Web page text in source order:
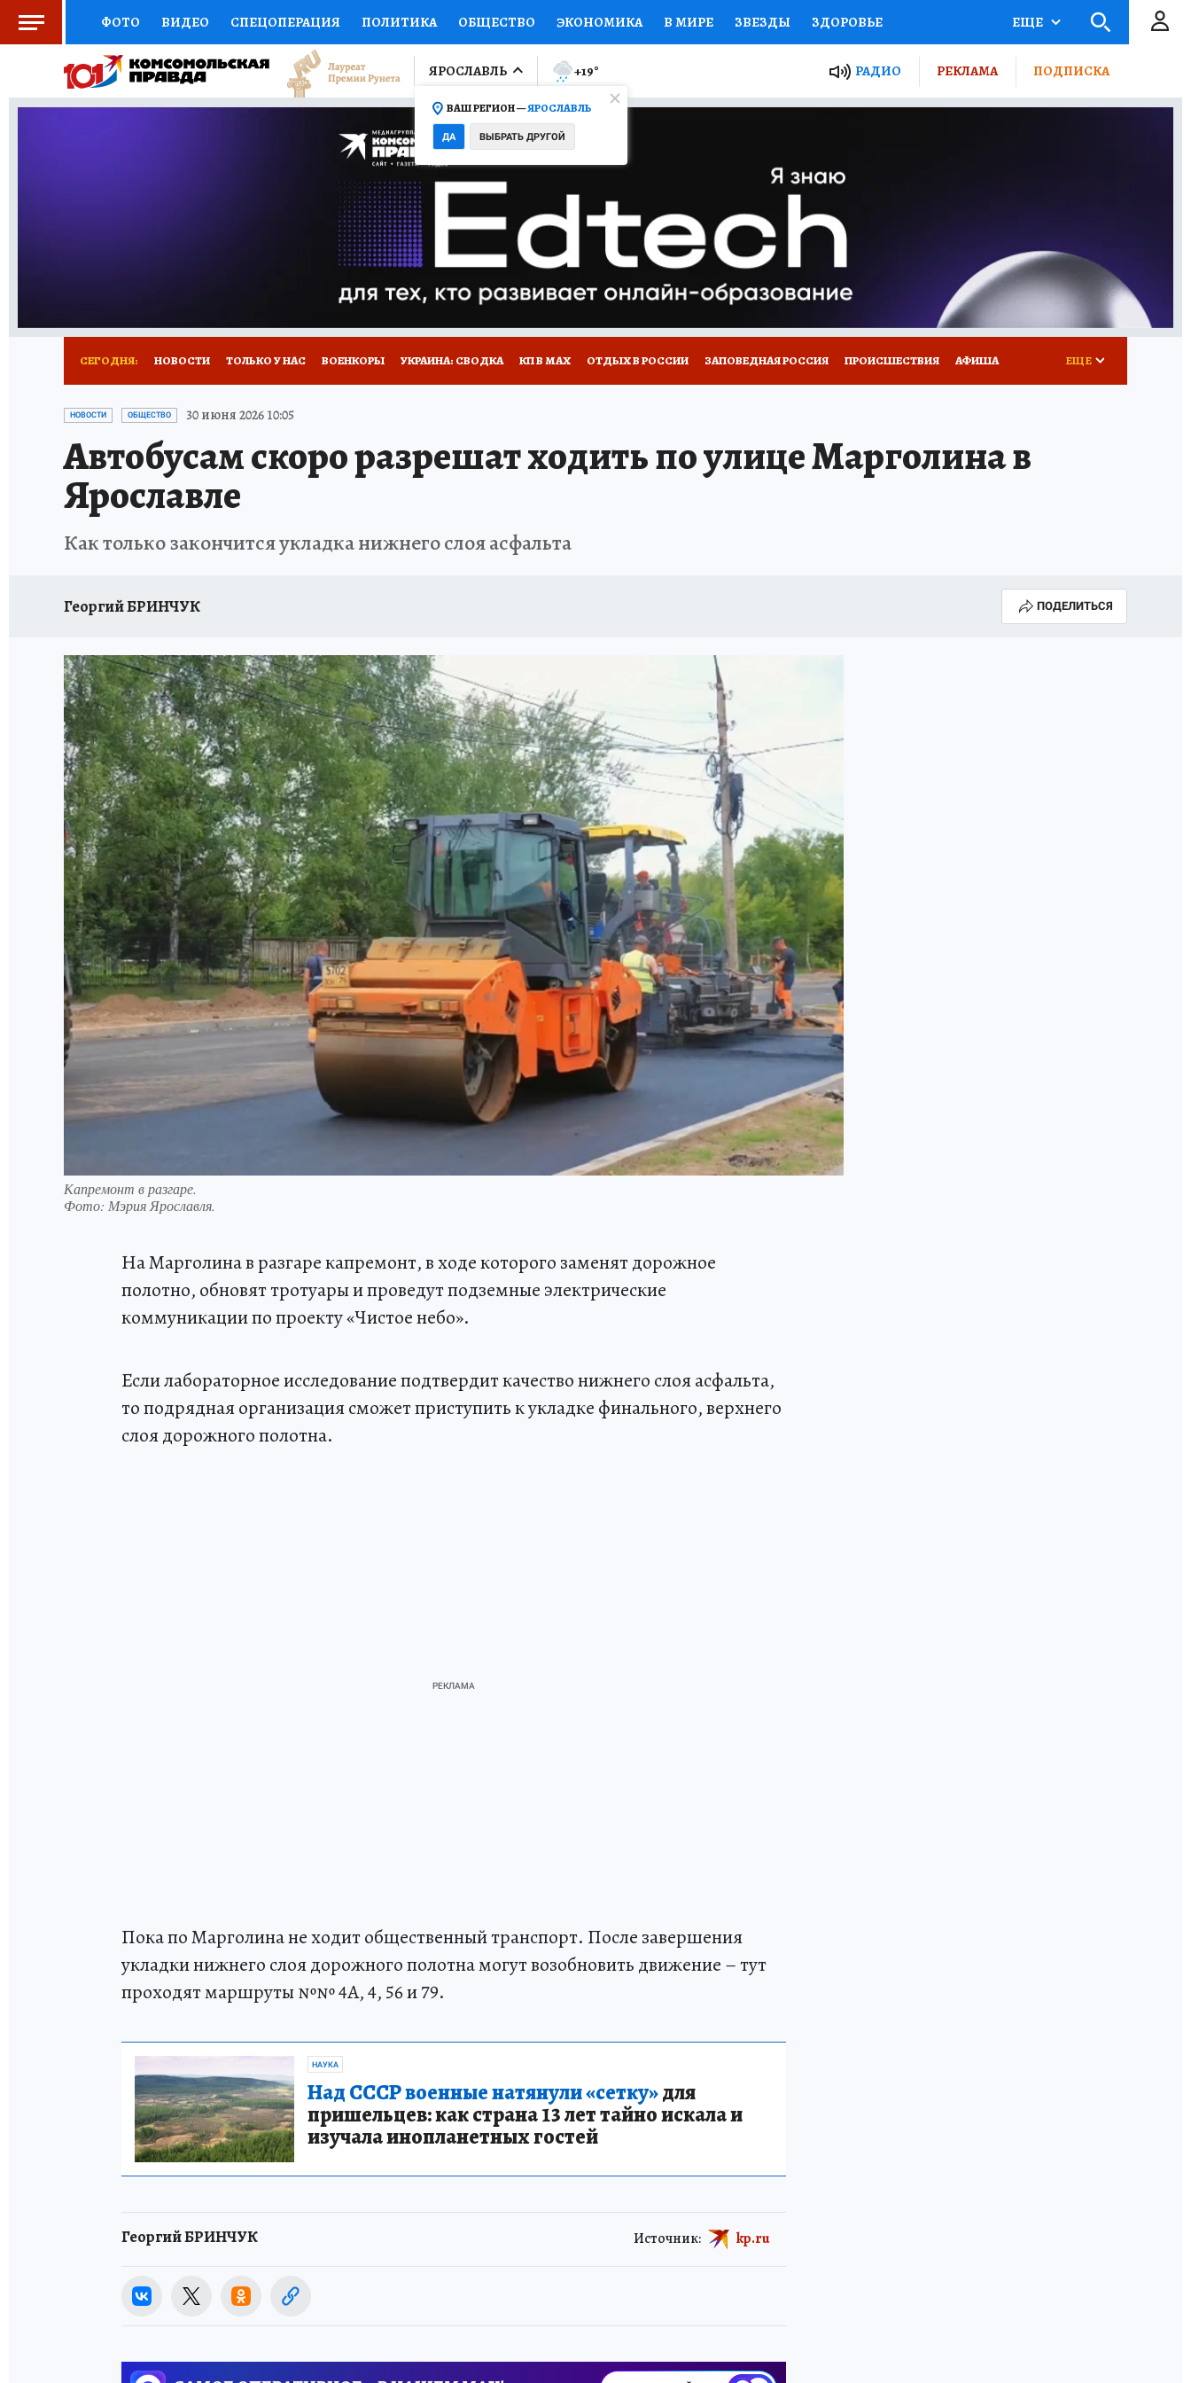
ФОТО ВИДЕО СПЕЦОПЕРАЦИЯ ПОЛИТИКА ОБЩЕСТВО ЭКОНОМИКА В МИРЕ ЗВЕЗДЫ ЗДОРОВЬЕ
СОЦПОДДЕРЖКА НАУКА СПОРТ КОЛУМНИСТЫ ПРОИСШЕСТВИЯ НАЦИОНАЛЬНЫЕ ПРОЕКТЫ РОССИИ
ВЫБОР ЭКСПЕРТОВ ДОКТОР ФИНАНСЫ ОТКРЫВАЕМ МИР Я ЗНАЮ СЕМЬЯ ЖЕНСКИЕ СЕКРЕТЫ ПУТЕВОДИТЕЛЬ
ПРОГНОЗЫ НА СПОРТ ПРОМОКОДЫ СЕРИАЛЫ
ТЕЛЕВИЗОР КОЛЛЕКЦИИ КОНКУРСЫ ГИД ПОТРЕБИТЕЛЯ
НОВОЕ НА САЙТЕ ОБЪЯВЛЕНИЯ
ЕЩЕ
ЯРОСЛАВЛЬ
ВАШ РЕГИОН —ЯРОСЛАВЛЬ
ДА ВЫБРАТЬ ДРУГОЙ
+19° РАДИО РЕКЛАМА ПОДПИСКА
СЕГОДНЯ: НОВОСТИ ТОЛЬКО У НАС ВОЕНКОРЫ УКРАИНА: СВОДКА КП В МАХ ОТДЫХ В РОССИИ ЗАПОВЕДНАЯ РОССИЯ ПРОИСШЕСТВИЯ АФИША
ГЕРОИ ЯРОСЛАВИИ ИСПЫТАНО НА СЕБЕ
ЕЩЕ
НОВОСТИ ОБЩЕСТВО 30 июня 2026 10:05
Автобусам скоро разрешат ходить по улице Марголина в
Ярославле
Как только закончится укладка нижнего слоя асфальта
Георгий БРИНЧУК ПОДЕЛИТЬСЯ
Капремонт в разгаре.
Фото: Мэрия Ярославля.
На Марголина в разгаре капремонт, в ходе которого заменят дорожное
полотно, обновят тротуары и проведут подземные электрические
коммуникации по проекту «Чистое небо».
Если лабораторное исследование подтвердит качество нижнего слоя асфальта,
то подрядная организация сможет приступить к укладке финального, верхнего
слоя дорожного полотна.
Пока по Марголина не ходит общественный транспорт. После завершения
укладки нижнего слоя дорожного полотна могут возобновить движение – тут
проходят маршруты №№ 4А, 4, 56 и 79.
НАУКА
Над СССР военные натянули «сетку»для
пришельцев: как страна 13 лет тайно искала и
изучала инопланетных гостей
Георгий БРИНЧУК Источник: kp.ru